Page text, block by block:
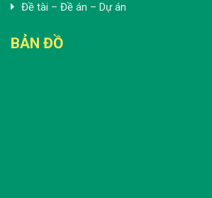
Đề tài – Đề án – Dự án
BẢN ĐỒ